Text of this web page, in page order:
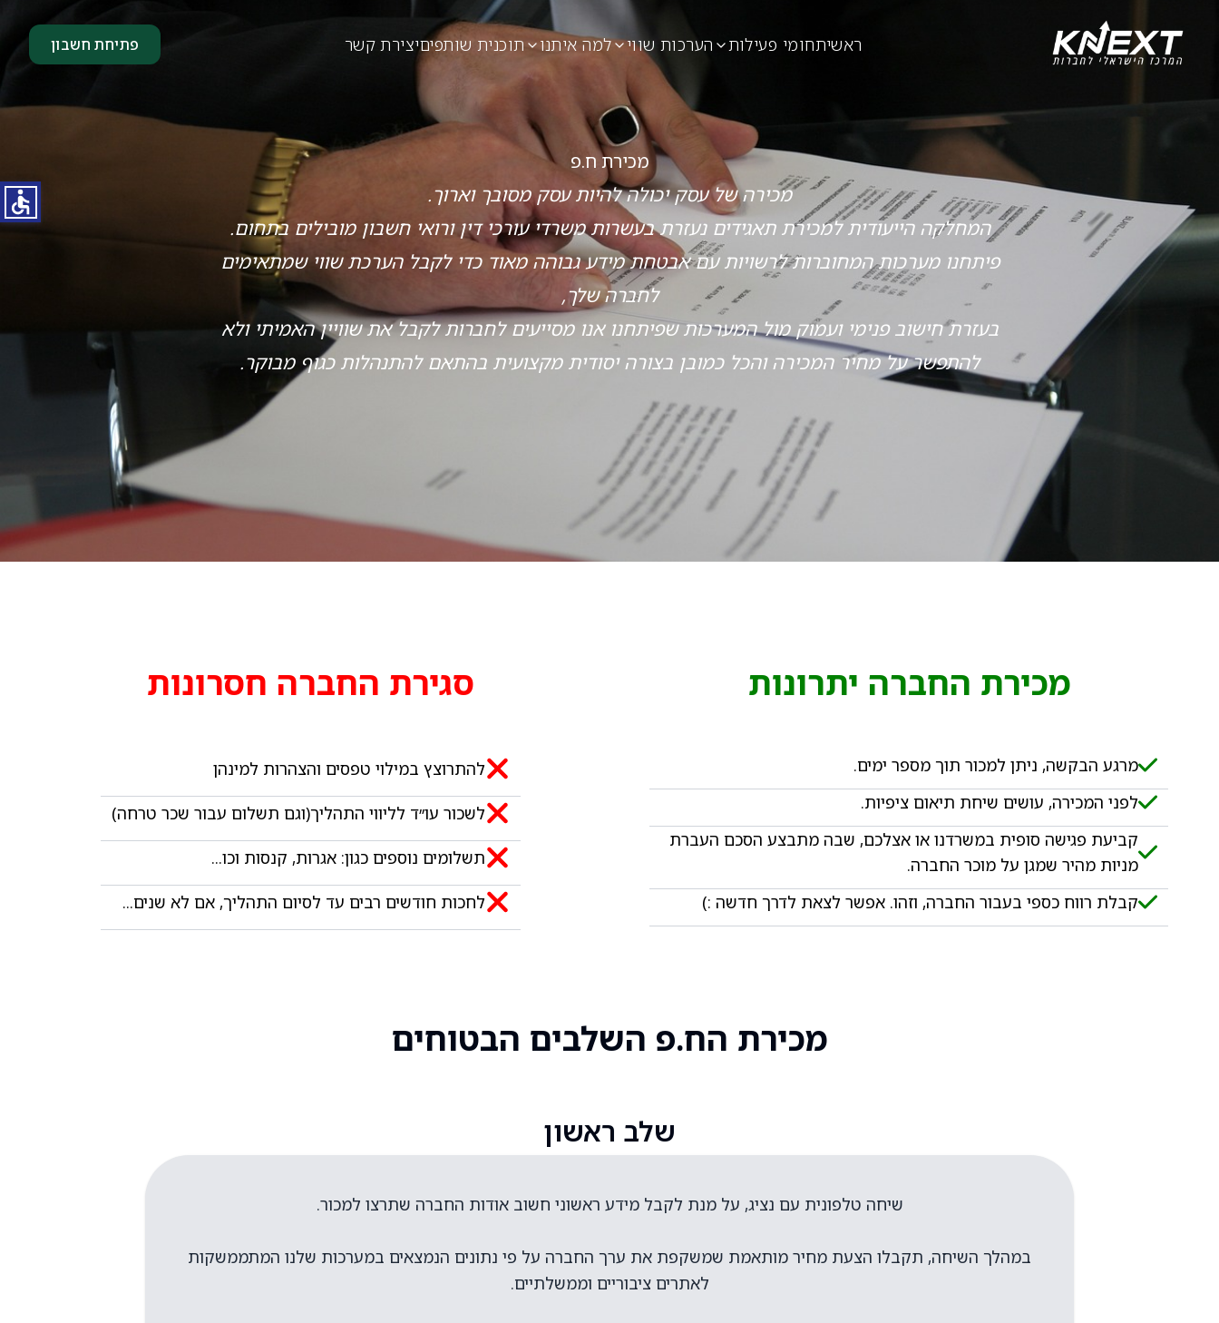
ראשיתחומי פעילות הערכות שווי למה איתנו תוכנית שותפיםיצירת קשר פתיחת חשבון
מכירת ח.פ
מכירה של עסק יכולה להיות עסק מסובך וארוך.
המחלקה הייעודית למכירת תאגידים נעזרת בעשרות משרדי עורכי דין ורואי חשבון מובילים בתחום.
פיתחנו מערכות המחוברות לרשויות עם אבטחת מידע גבוהה מאוד כדי לקבל הערכת שווי שמתאימים
לחברה שלך,
בעזרת חישוב פנימי ועמוק מול המערכות שפיתחנו אנו מסייעים לחברות לקבל את שוויין האמיתי ולא
להתפשר על מחיר המכירה והכל כמובן בצורה יסודית מקצועית בהתאם להתנהלות כגוף מבוקר.
מכירת החברה יתרונות
מרגע הבקשה, ניתן למכור תוך מספר ימים.​
לפני המכירה, עושים שיחת תיאום ציפיות.​
קביעת פגישה סופית במשרדנו או אצלכם, שבה מתבצע הסכם העברת
מניות מהיר שמגן על מוכר החברה.​
קבלת רווח כספי בעבור החברה, וזהו. אפשר לצאת לדרך חדשה :)​
סגירת החברה חסרונות
להתרוצץ במילוי טפסים והצהרות למינהן
לשכור עו׳׳ד לליווי התהליך(וגם תשלום עבור שכר טרחה)​
תשלומים נוספים כגון: אגרות, קנסות וכו...​
לחכות חודשים רבים עד לסיום התהליך, אם לא שנים...​
מכירת הח.פ השלבים הבטוחים
שלב ראשון
במהלך השיחה, תקבלו הצעת מחיר מותאמת שמשקפת את ערך החברה על פי נתונים הנמצאים במערכות שלנו המתממשקות